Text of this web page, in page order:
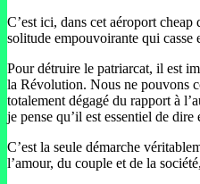
C’est ici, dans cet aéroport
solitude empouvoirante qui casse
Pour détruire le patriarcat, il est
la Révolution. Nous ne pouvons
totalement dégagé du rapport à
je pense qu’il est essentiel de
C’est la seule démarche
l’amour, du couple et de la